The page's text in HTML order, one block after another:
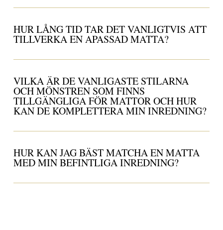
HUR LÅNG TID TAR DET VANLIGTVIS ATT
TILLVERKA EN APASSAD MATTA?
VILKA ÄR DE VANLIGASTE STILARNA
OCH MÖNSTREN SOM FINNS
TILLGÄNGLIGA FÖR MATTOR OCH HUR
KAN DE KOMPLETTERA MIN INREDNING?
HUR KAN JAG BÄST MATCHA EN MATTA
MED MIN BEFINTLIGA INREDNING?